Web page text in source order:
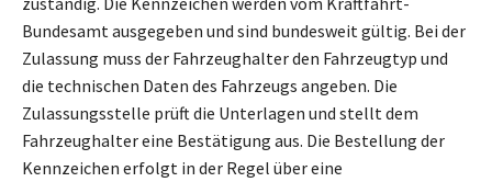
Bundesamt ausgegeben und sind bundesweit gültig. Bei der
Zulassung muss der Fahrzeughalter den Fahrzeugtyp und
die technischen Daten des Fahrzeugs angeben. Die
Zulassungsstelle prüft die Unterlagen und stellt dem
Fahrzeughalter eine Bestätigung aus. Die Bestellung der
Kennzeichen erfolgt in der Regel über eine